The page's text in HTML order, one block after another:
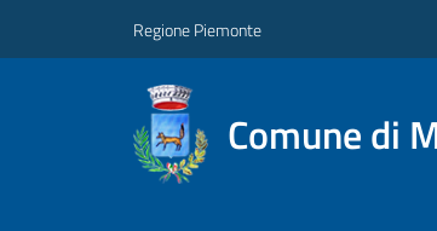
Regione Piemonte
Comune di